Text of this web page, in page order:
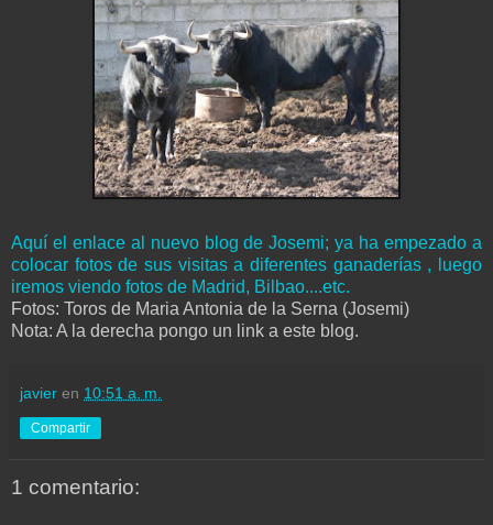
Aquí el enlace al nuevo blog de Josemi; ya ha empezado a
colocar fotos de sus visitas a diferentes ganaderías , luego
iremos viendo fotos de Madrid, Bilbao....etc.
Fotos: Toros de Maria Antonia de la Serna (Josemi)
Nota: A la derecha pongo un link a este blog.
javier en 10:51 a. m.
Compartir
1 comentario: